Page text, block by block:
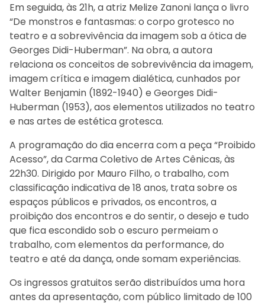
Em seguida, às 21h, a atriz Melize Zanoni lança o livro
“De monstros e fantasmas: o corpo grotesco no
teatro e a sobrevivência da imagem sob a ótica de
Georges Didi-Huberman”. Na obra, a autora
relaciona os conceitos de sobrevivência da imagem,
imagem crítica e imagem dialética, cunhados por
Walter Benjamin (1892-1940) e Georges Didi-
Huberman (1953), aos elementos utilizados no teatro
e nas artes de estética grotesca.
A programação do dia encerra com a peça “Proibido
Acesso”, da Carma Coletivo de Artes Cênicas, às
22h30. Dirigido por Mauro Filho, o trabalho, com
classificação indicativa de 18 anos, trata sobre os
espaços públicos e privados, os encontros, a
proibição dos encontros e do sentir, o desejo e tudo
que fica escondido sob o escuro permeiam o
trabalho, com elementos da performance, do
teatro e até da dança, onde somam experiências.
Os ingressos gratuitos serão distribuídos uma hora
antes da apresentação, com público limitado de 100